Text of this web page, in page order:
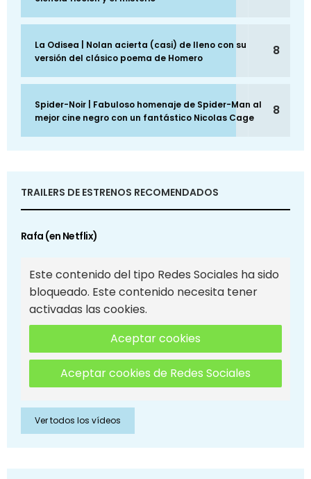
La Odisea | Nolan acierta (casi) de lleno con su
versión del clásico poema de Homero
8
Spider-Noir | Fabuloso homenaje de Spider-Man al
mejor cine negro con un fantástico Nicolas Cage
8
TRAILERS DE ESTRENOS RECOMENDADOS
Rafa (en Netflix)
Este contenido del tipo Redes Sociales ha sido
bloqueado. Este contenido necesita tener
activadas las cookies.
Aceptar cookies
Aceptar cookies de Redes Sociales
Ver todos los vídeos